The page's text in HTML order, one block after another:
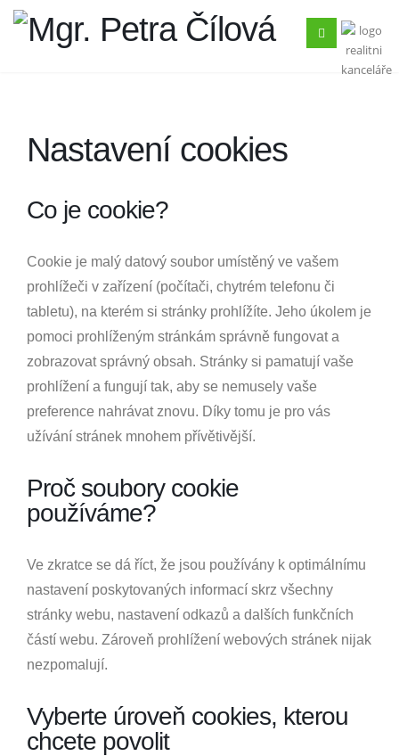
Nastavení cookies
Co je cookie?
Cookie je malý datový soubor umístěný ve vašem
prohlížeči v zařízení (počítači, chytrém telefonu či
tabletu), na kterém si stránky prohlížíte. Jeho úkolem je
pomoci prohlíženým stránkám správně fungovat a
zobrazovat správný obsah. Stránky si pamatují vaše
prohlížení a fungují tak, aby se nemusely vaše
preference nahrávat znovu. Díky tomu je pro vás
užívání stránek mnohem přívětivější.
Proč soubory cookie
používáme?
Ve zkratce se dá říct, že jsou používány k optimálnímu
nastavení poskytovaných informací skrz všechny
stránky webu, nastavení odkazů a dalších funkčních
částí webu. Zároveň prohlížení webových stránek nijak
nezpomalují.
Vyberte úroveň cookies, kterou
chcete povolit